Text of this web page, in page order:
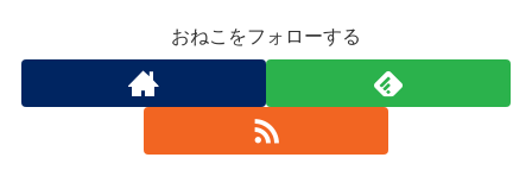
おねこをフォローする